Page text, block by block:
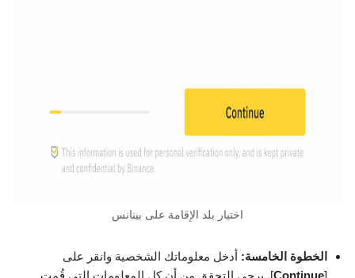
اختيار بلد الإقامة على بينانس
الخطوة الخامسة: أدخل معلوماتك الشخصية وانقر على
[
Continue]. يرجى التحقق من أن كل المعلومات التي قُمت